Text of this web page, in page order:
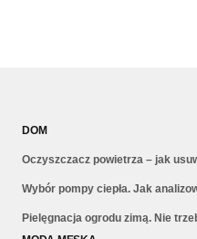
DOM
Oczyszczacz powietrza – jak
Wybór pompy ciepła. Jak
Pielęgnacja ogrodu zimą. Nie